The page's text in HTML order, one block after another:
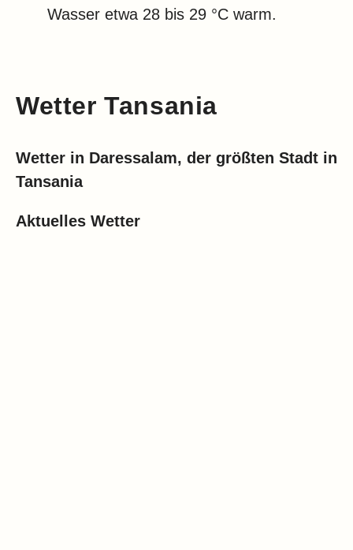
Wasser etwa 28 bis 29 °C warm.
Wetter Tansania
Wetter in Daressalam, der größten Stadt in
Tansania
Aktuelles Wetter